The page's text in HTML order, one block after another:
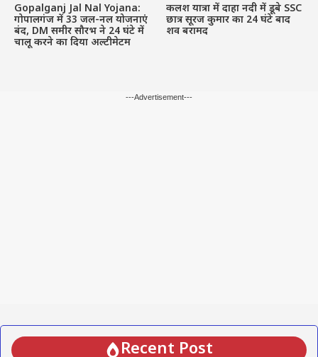
Gopalganj Jal Nal Yojana:
गोपालगंज में 33 जल-नल योजनाएं
बंद, DM समीर सौरभ ने 24 घंटे में
चालू करने का दिया अल्टीमेटम
कलश यात्रा में दाहा नदी में डूबे SSC
छात्र सूरज कुमार का 24 घंटे बाद
शव बरामद
---Advertisement---
Recent Post